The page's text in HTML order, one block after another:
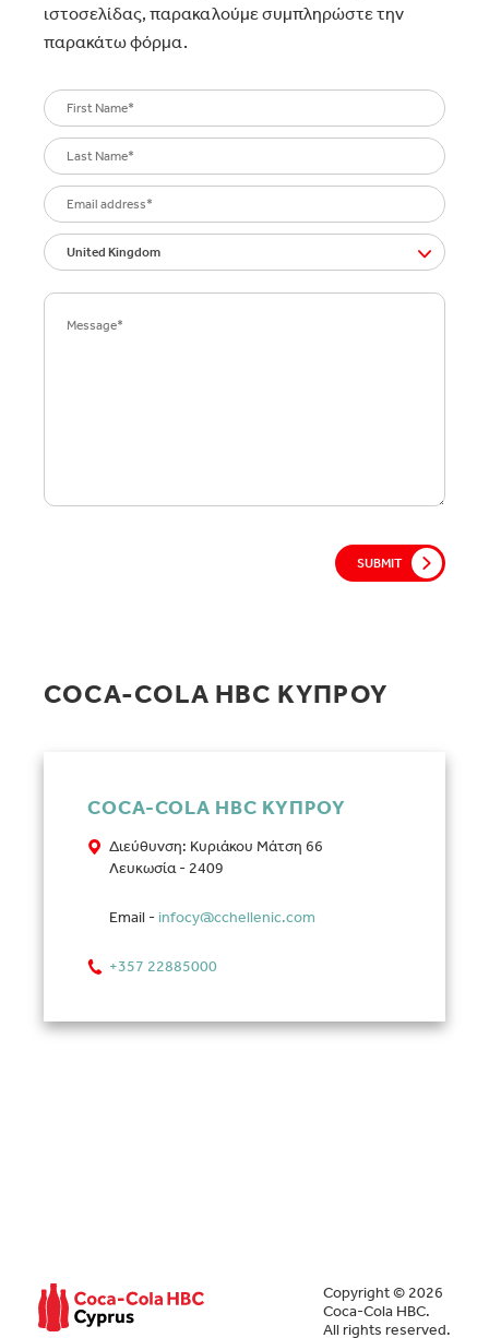
ιστοσελίδας, παρακαλούμε συμπληρώστε την
παρακάτω φόρμα.
United Kingdom
SUBMIT
COCA-COLA HBC ΚΥΠΡΟΥ
COCA-COLA HBC ΚΥΠΡΟΥ
Διεύθυνση: Κυριάκου Μάτση 66
Λευκωσία - 2409
Email -infocy@cchellenic.com
+357 22885000
Copyright © 2026
Coca-Cola HBC.
All rights reserved.